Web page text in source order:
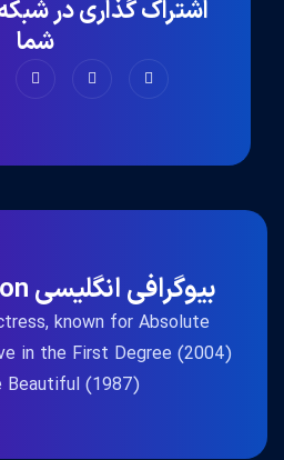
اشتراک گذاری در
شما
بیوگرافی انگلیسی Kelly Atkinson
known for Absolute
in the First Degree (2004)
(1987).